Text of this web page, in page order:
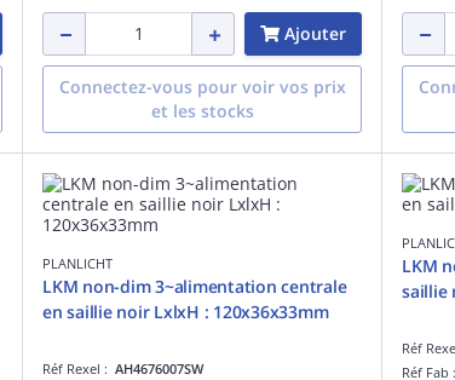
Ajouter
Connectez-vous pour voir vos prix
et les stocks
PLANLICHT
LKM non-dim 3~alimentation centrale
en saillie noir LxlxH : 120x36x33mm
Réf Rexel : AH4676007SW
LKM
saillie
Réf
Réf Fab :